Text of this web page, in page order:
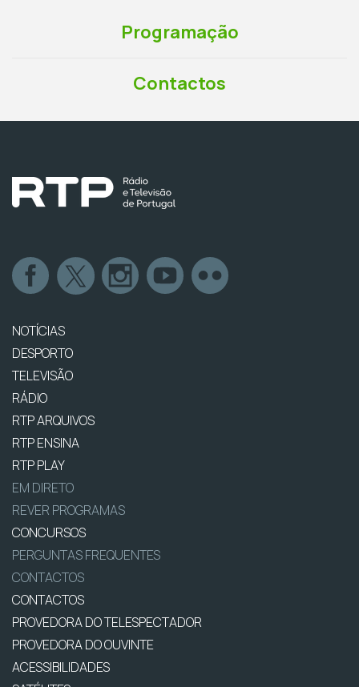
Programação
Contactos
NOTÍCIAS
DESPORTO
TELEVISÃO
RÁDIO
RTP ARQUIVOS
RTP ENSINA
RTP PLAY
EM DIRETO
REVER PROGRAMAS
CONCURSOS
PERGUNTAS FREQUENTES
CONTACTOS
CONTACTOS
PROVEDORA DO TELESPECTADOR
PROVEDORA DO OUVINTE
ACESSIBILIDADES